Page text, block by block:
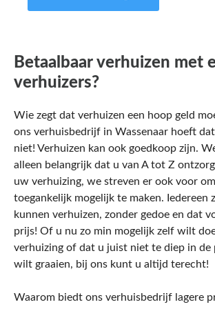
Betaalbaar verhuizen met
verhuizers?
Wie zegt dat verhuizen een hoop geld
ons verhuisbedrijf in Wassenaar hoeft dat
niet! Verhuizen kan ook goedkoop zijn.
alleen belangrijk dat u van A tot Z
uw verhuizing, we streven er ook voor
toegankelijk mogelijk te maken. Iedereen
kunnen verhuizen, zonder gedoe en dat
prijs! Of u nu zo min mogelijk zelf wilt
verhuizing of dat u juist niet te diep in de
wilt graaien, bij ons kunt u altijd terecht!
Waarom biedt ons verhuisbedrijf lagere